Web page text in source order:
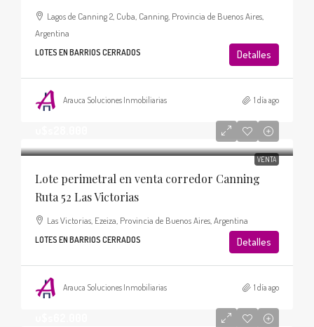
Lagos de Canning 2, Cuba, Canning, Provincia de Buenos Aires,
Argentina
LOTES EN BARRIOS CERRADOS Detalles
Arauca Soluciones Inmobiliarias 1 día ago
VENTA
Lote perimetral en venta corredor Canning
Ruta 52 Las Victorias
Las Victorias, Ezeiza, Provincia de Buenos Aires, Argentina
LOTES EN BARRIOS CERRADOS Detalles
Arauca Soluciones Inmobiliarias 1 día ago